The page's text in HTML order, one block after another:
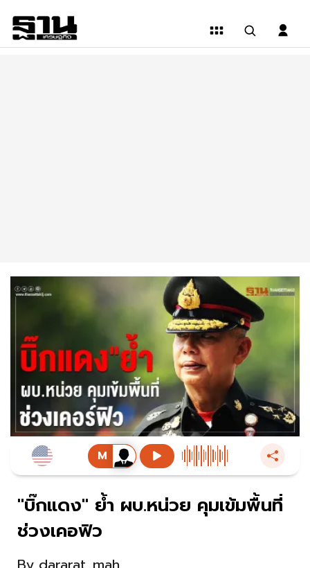
"บิ๊กแดง" ย้ำ ผบ.หน่วย คุมเข้มพื้นที่
ช่วงเคอฟิว